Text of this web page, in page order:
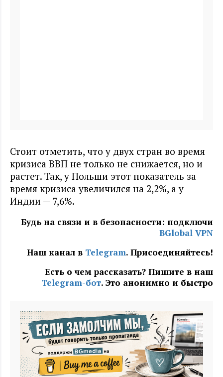
Стоит отметить, что у двух стран во время
кризиса ВВП не только не снижается, но и
растет. Так, у Польши этот показатель за
время кризиса увеличился на 2,2%, а у
Индии — 7,6%.
Будь на связи и в безопасности: подключи
BGlobal VPN
Наш канал в Telegram. Присоединяйтесь!
Есть о чем рассказать? Пишите в наш
Telegram-бот. Это анонимно и быстро